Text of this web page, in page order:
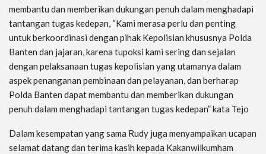
membantu dan memberikan dukungan penuh dalam menghadapi
tantangan tugas kedepan, “Kami merasa perlu dan penting
untuk berkoordinasi dengan pihak Kepolisian khususnya Polda
Banten dan jajaran, karena tupoksi kami sering dan sejalan
dengan pelaksanaan tugas kepolisian yang utamanya dalam
aspek penanganan pembinaan dan pelayanan, dan berharap
Polda Banten dapat membantu dan memberikan dukungan
penuh dalam menghadapi tantangan tugas kedepan” kata Tejo
Dalam kesempatan yang sama Rudy juga menyampaikan ucapan
selamat datang dan terima kasih kepada Kakanwilkumham